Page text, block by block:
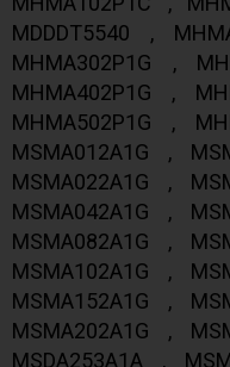
MDDDT5540 ,
MHMA302P1G ,
MHMA402P1G ,
MHMA502P1G ,
MSMA012A1G ,
MSMA022A1G ,
MSMA042A1G ,
MSMA082A1G ,
MSMA102A1G ,
MSMA152A1G ,
MSMA202A1G ,
MSDA253A1A ,